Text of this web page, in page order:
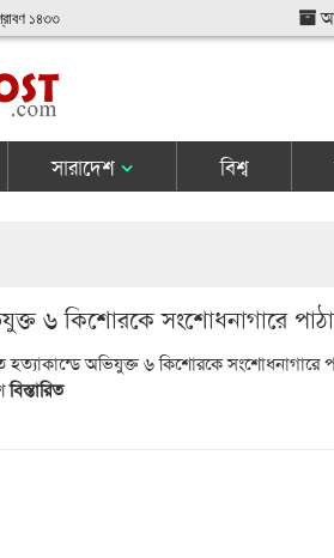
১৪৩৩
সারাদেশ বিশ্ব
৬ কিশোরকে সংশোধনাগারে
হত্যাকান্ডে অভিযুক্ত ৬ কিশোরকে সংশোধনাগারে
বিস্তারিত